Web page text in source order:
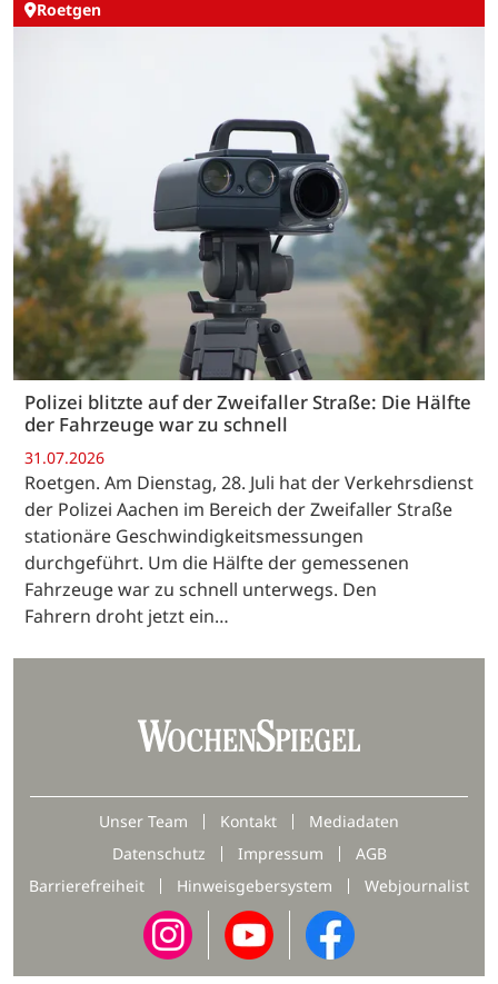
Roetgen
Polizei blitzte auf der Zweifaller Straße: Die Hälfte
der Fahrzeuge war zu schnell
31.07.2026
Roetgen. Am Dienstag, 28. Juli hat der Verkehrsdienst
der Polizei Aachen im Bereich der Zweifaller Straße
stationäre Geschwindigkeitsmessungen
durchgeführt. Um die Hälfte der gemessenen
Fahrzeuge war zu schnell unterwegs. Den
Fahrern droht jetzt ein…
Unser Team Kontakt
Mediadaten
Datenschutz
Impressum
AGB
Barrierefreiheit
Hinweisgebersystem Webjournalist